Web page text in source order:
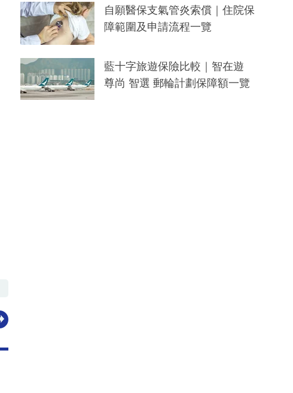
自願醫保支氣管炎索償｜住院保
障範圍及申請流程一覽
藍十字旅遊保險比較｜智在遊
尊尚 智選 郵輪計劃保障額一覽